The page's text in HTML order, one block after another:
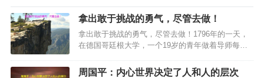
拿出敢于挑战的勇气，尽管去做！
拿出敢于挑战的勇气，尽管去做！1796年的一天，
在德国哥廷根大学，一个19岁的青年做着导师每天
两个小时内就能完成这项特殊作业。…
周国平：内心世界决定了人和人的层次